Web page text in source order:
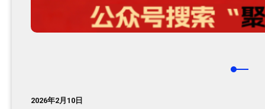
2026年2月10日